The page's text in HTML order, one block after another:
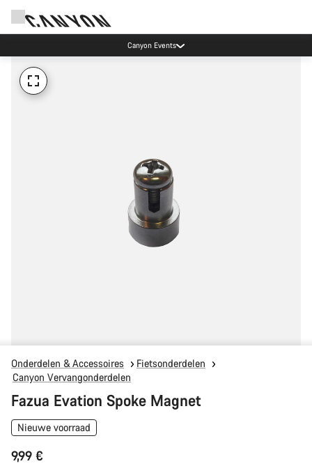
Canyon Events
Onderdelen & Accessoires
Fietsonderdelen
Canyon Vervangonderdelen
Fazua Evation Spoke Magnet
Nieuwe voorraad
9,99 €